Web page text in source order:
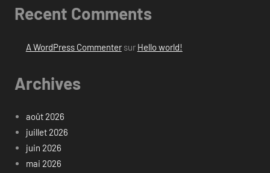
Recent Comments
A WordPress Commentersur Hello world!
Archives
août 2026
juillet 2026
juin 2026
mai 2026